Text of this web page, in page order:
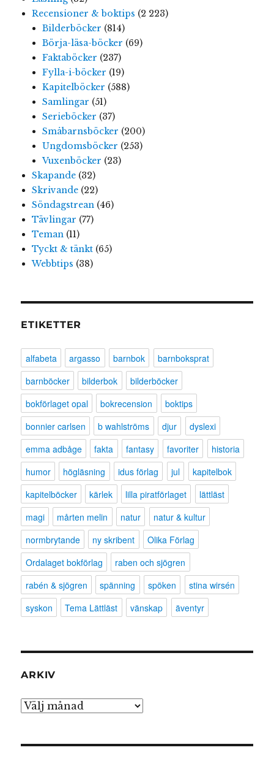
Recensioner & boktips (2 223)
Bilderböcker (814)
Börja-läsa-böcker (69)
Faktaböcker (237)
Fylla-i-böcker (19)
Kapitelböcker (588)
Samlingar (51)
Serieböcker (37)
Småbarnsböcker (200)
Ungdomsböcker (253)
Vuxenböcker (23)
Skapande(32)
Skrivande(22)
Söndagstrean (46)
Tävlingar (77)
Teman (11)
Tyckt & tänkt(65)
Webbtips (38)
ETIKETTER
alfabeta argasso barnbok
barnboksprat
barnböcker
bilderbok
bilderböcker
bokförlaget opal
bokrecension
boktips
bonnier carlsen
b wahlströms djur
dyslexi
emma adbåge
fakta fantasy favoriter
historia
humor
högläsning idus förlag jul
kapitelbok
kapitelböcker
kärlek lilla piratförlaget
lättläst
magi
mårten melin natur
natur & kultur
normbrytande
ny skribent
Olika Förlag
Ordalaget bokförlag
raben och sjögren
rabén & sjögren
spänning spöken
stina wirsén
syskon
Tema Lättläst vänskap äventyr
ARKIV
Arkiv